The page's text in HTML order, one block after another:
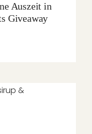
Auszeit in
Giveaway